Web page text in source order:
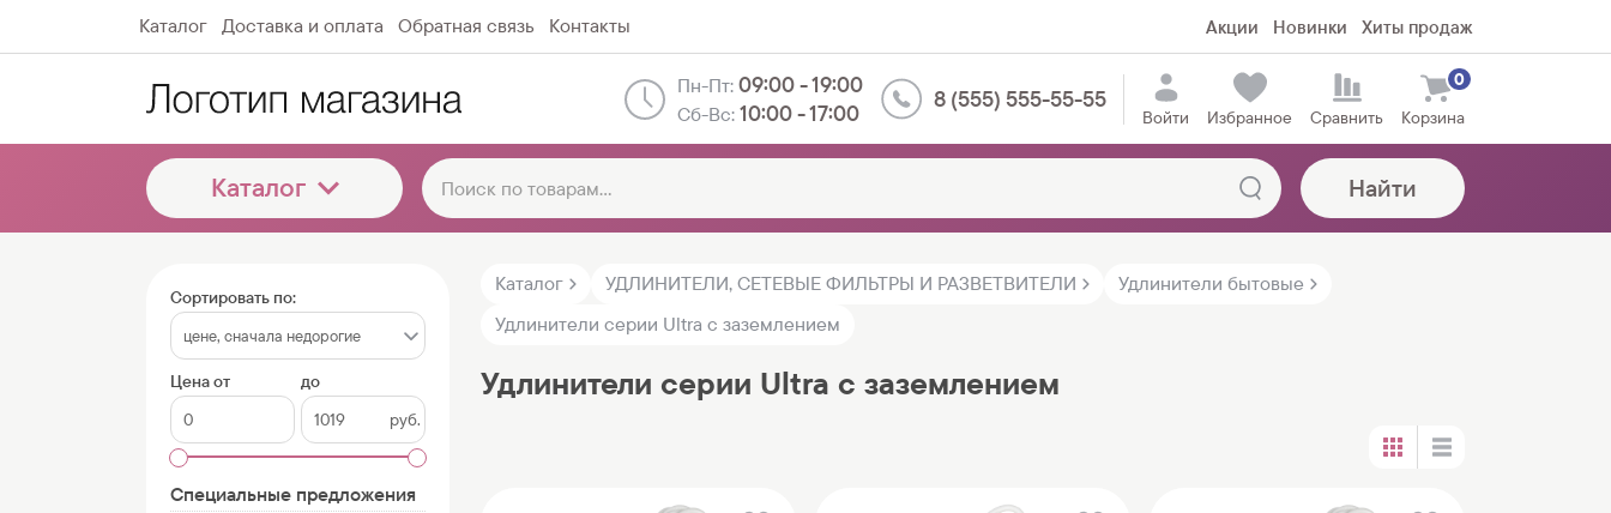
Каталог Доставка и оплата Обратная связь Контакты Акции Новинки Хиты продаж
Пн-Пт:09:00 - 19:00
Сб-Вс:10:00 - 17:00
8 (555) 555-55-55
Войти Избранное Сравнить Корзина
0
Каталог Найти
Сортировать по:
Цена от
до
руб.
Специальные предложения
Каталог УДЛИНИТЕЛИ, СЕТЕВЫЕ ФИЛЬТРЫ И РАЗВЕТВИТЕЛИ
Удлинители бытовые
Удлинители серии Ultra с заземлением
Удлинители серии Ultra с заземлением